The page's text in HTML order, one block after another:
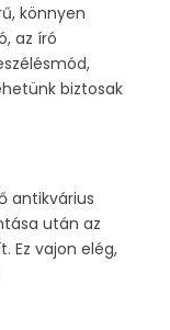
könnyen
az író
biztosak
antikvárius
után az
Ez vajon elég,